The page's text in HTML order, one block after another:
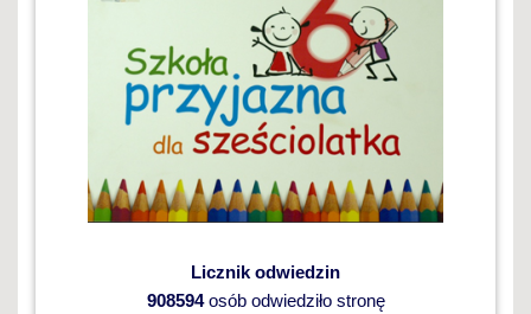
Licznik odwiedzin
908594osób odwiedziło stronę